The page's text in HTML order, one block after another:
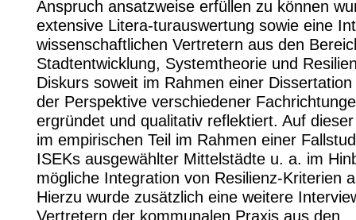
Anspruch ansatzweise erfüllen zu können
extensive Litera-turauswertung sowie eine
wissenschaftlichen Vertretern aus den
Stadtentwicklung, Systemtheorie und
Diskurs soweit im Rahmen einer
der Perspektive verschiedener
ergründet und qualitativ reflektiert. Auf
im empirischen Teil im Rahmen einer
ISEKs ausgewählter Mittelstädte u. a. im
mögliche Integration von Resilienz-Kriterien
Hierzu wurde zusätzlich eine weitere
Vertretern der kommunalen Praxis aus den